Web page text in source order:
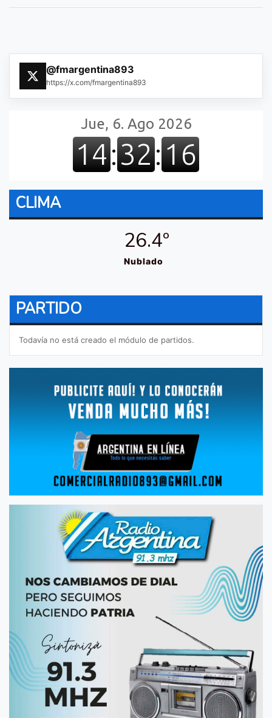
@fmargentina893
https://x.com/fmargentina893
CLIMA
26.4º
Nublado
PARTIDO
Todavía no está creado el módulo de partidos.